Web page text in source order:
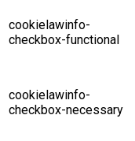
cookielawinfo-
checkbox-functional
cookielawinfo-
checkbox-necessary